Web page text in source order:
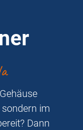
im
Dann